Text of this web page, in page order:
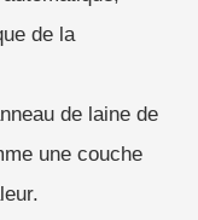
de la
de laine de
une couche